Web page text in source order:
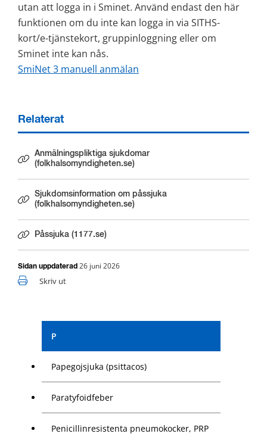
P
Papegojsjuka (psittacos)
Paratyfoidfeber
Penicillinresistenta pneumokocker, PRP
utan att logga in i Sminet. Använd endast den här
funktionen om du inte kan logga in via SITHS-
kort/e-tjänste­kort, gruppinloggning eller om
Sminet inte kan nås.
SmiNet 3 manuell anmälan
Relaterat
Anmälningspliktiga sjukdomar
(folkhalsomyndigheten.se)
Länk till annan webbplats.
Sjukdomsinformation om påssjuka
(folkhalsomyndigheten.se)
Länk till annan webbplats.
Påssjuka (1177.se)
Länk till annan webbplats.
Sidan uppdaterad 26 juni 2026
Skriv ut